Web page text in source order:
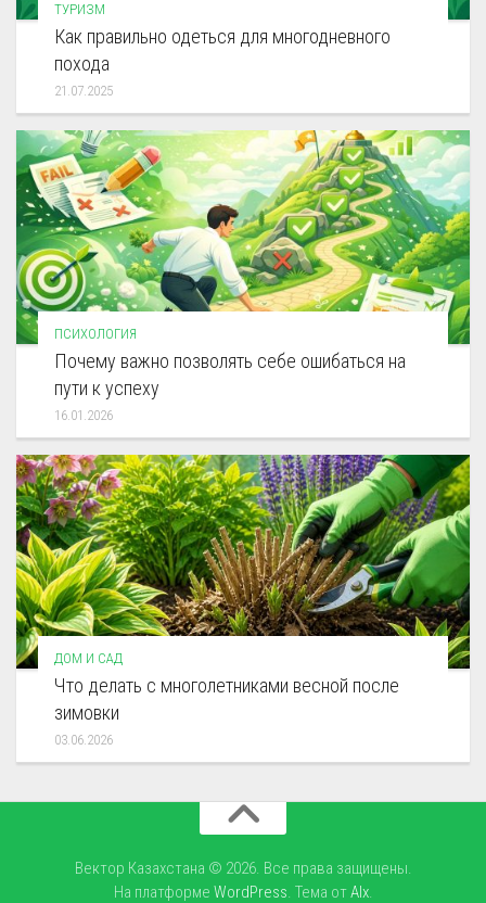
ТУРИЗМ
Как правильно одеться для многодневного
похода
21.07.2025
ПСИХОЛОГИЯ
Почему важно позволять себе ошибаться на
пути к успеху
16.01.2026
ДОМ И САД
Что делать с многолетниками весной после
зимовки
03.06.2026
Вектор Казахстана © 2026. Все права защищены.
На платформе WordPress. Тема отAlx.